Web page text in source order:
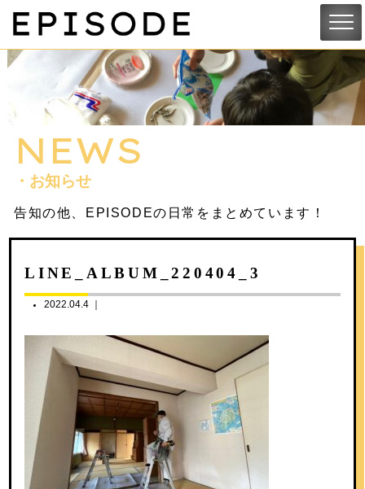
NEWS
・お知らせ
告知の他、EPISODEの日常をまとめています！
LINE_ALBUM_220404_3
2022.04.4 ｜